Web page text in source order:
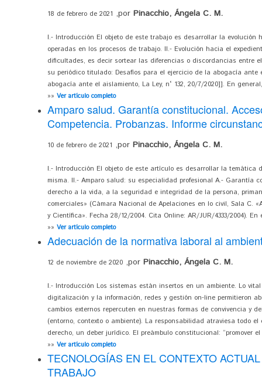
18 de febrero de 2021 ,por Pinacchio, Ángela C. M.
I.- Introducción El objeto de este trabajo es desarrollar la evolución
operadas en los procesos de trabajo. II.- Evolución hacia el
dificultades, es decir sortear las diferencias o discordancias entre
su periódico titulado: Desafíos para el ejercicio de la abogacía
abogacía ante el aislamiento, La Ley, n° 132, 20/7/2020]]. En
»» Ver artículo completo
Amparo salud. Garantía constitucional.
Competencia. Probanzas. Informe
10 de febrero de 2021 ,por Pinacchio, Ángela C. M.
I.- Introducción El objeto de este artículo es desarrollar la temática
misma. II.- Amparo salud: su especialidad profesional A.- Garantía
derecho a la vida, a la seguridad e integridad de la persona,
comerciales» (Cámara Nacional de Apelaciones en lo civil, Sala C.
y Científica». Fecha 28/12/2004. Cita Online: AR/JUR/4333/2004). En
»» Ver artículo completo
Adecuación de la normativa laboral al
12 de noviembre de 2020 ,por Pinacchio, Ángela C. M.
I.- Introducción Los sistemas están insertos en un ambiente. Lo
digitalización y la información, redes y gestión on-line permitieron
cambios externos repercuten en nuestras formas de convivencia y
(entorno, contexto o ambiente). La responsabilidad atraviesa todo
derecho, un deber jurídico. El preámbulo constitucional: “promover
»» Ver artículo completo
TECNOLOGÍAS EN EL CONTEXTO
TRABAJO